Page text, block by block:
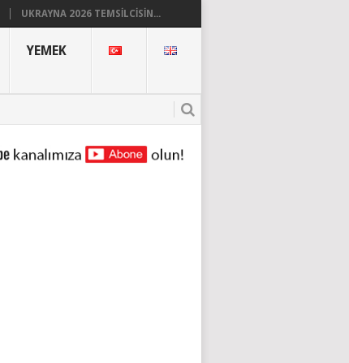
UKRAYNA 2026 TEMSILCISIN...
YEMEK